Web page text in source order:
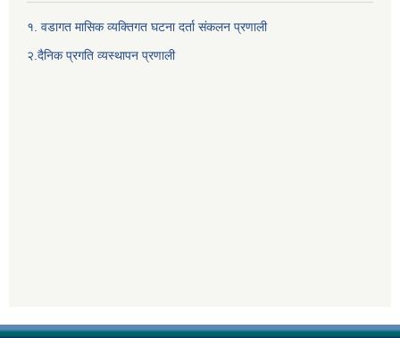
१. वडागत मासिक व्यक्तिगत घटना दर्ता संकलन प्रणाली
२.दैनिक प्रगति व्यस्थापन प्रणाली